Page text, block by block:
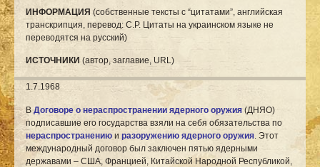
ИНФОРМАЦИЯ (собственные тексты с “цитатами”, английская
транскрипция, перевод: С.Р. Цитаты на украинском языке не
переводятся на русский)
ИСТОЧНИКИ (автор, заглавие, URL)
1.7.1968
ВДоговоре о нераспространении ядерного оружия (ДНЯО)
подписавшие его государства взяли на себя обязательства по
нераспространению и разоружению ядерного оружия . Этот
международный договор был заключен пятью ядерными
державами – США, Францией, Китайской Народной Республикой,